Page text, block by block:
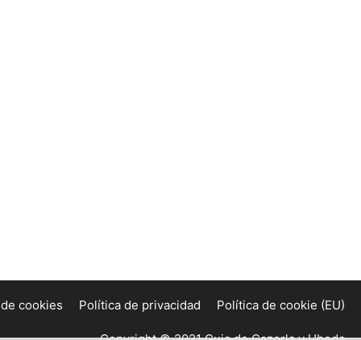
cookies Política de privacidad Política de cookie (EU)